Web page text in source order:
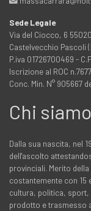
Sede Legale
Via del Ciocco, 6 55020
Castelvecchio Pascoli
P.iva 01726700469 -
Iscrizione al ROC
Conc. Min. N° 905667
Chi siamo
Dalla sua nascita, nel
dell'ascolto
provinciali. Merito
costantemente con 15
cultura, politica, sport,
prodotto e trasmesso